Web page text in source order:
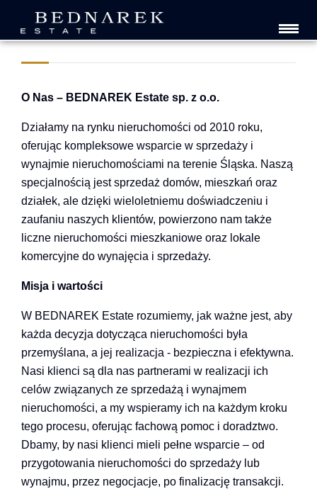
O NAS
O Nas – BEDNAREK Estate sp. z o.o.
Działamy na rynku nieruchomości od 2010 roku,
oferując kompleksowe wsparcie w sprzedaży i
wynajmie nieruchomościami na terenie Śląska. Naszą
specjalnością jest sprzedaż domów, mieszkań oraz
działek, ale dzięki wieloletniemu doświadczeniu i
zaufaniu naszych klientów, powierzono nam także
liczne nieruchomości mieszkaniowe oraz lokale
komercyjne do wynajęcia i sprzedaży.
Misja i wartości
W BEDNAREK Estate rozumiemy, jak ważne jest, aby
każda decyzja dotycząca nieruchomości była
przemyślana, a jej realizacja - bezpieczna i efektywna.
Nasi klienci są dla nas partnerami w realizacji ich
celów związanych ze sprzedażą i wynajmem
nieruchomości, a my wspieramy ich na każdym kroku
tego procesu, oferując fachową pomoc i doradztwo.
Dbamy, by nasi klienci mieli pełne wsparcie – od
przygotowania nieruchomości do sprzedaży lub
wynajmu, przez negocjacje, po finalizację transakcji.